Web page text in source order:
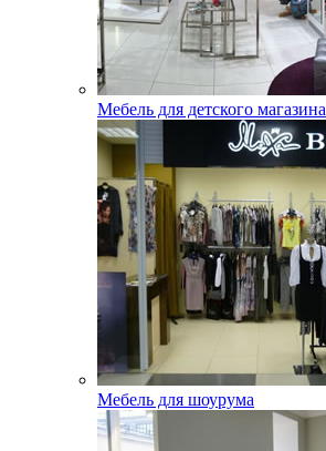
Мебель для детского магазина
Мебель для шоурума